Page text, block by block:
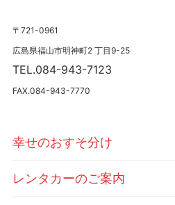
〒721-0961
広島県福山市明神町2 丁目9-25
TEL.084-943-7123
FAX.084-943-7770
幸せのおすそ分け
レンタカーのご案内